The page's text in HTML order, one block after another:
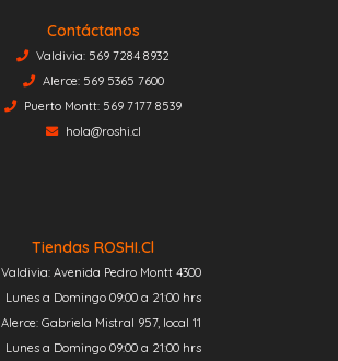
Contáctanos
Valdivia: 569 7284 8932
Alerce: 569 5365 7600
Puerto Montt: 569 7177 8539
hola@roshi.cl
Tiendas ROSHI.cl
Valdivia: Avenida Pedro Montt 4300
Lunes a Domingo 09:00 a 21:00 hrs
Alerce: Gabriela Mistral 957, local 11
Lunes a Domingo 09:00 a 21:00 hrs